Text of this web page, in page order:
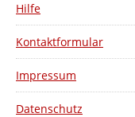
Hilfe
Kontaktformular
Impressum
Datenschutz